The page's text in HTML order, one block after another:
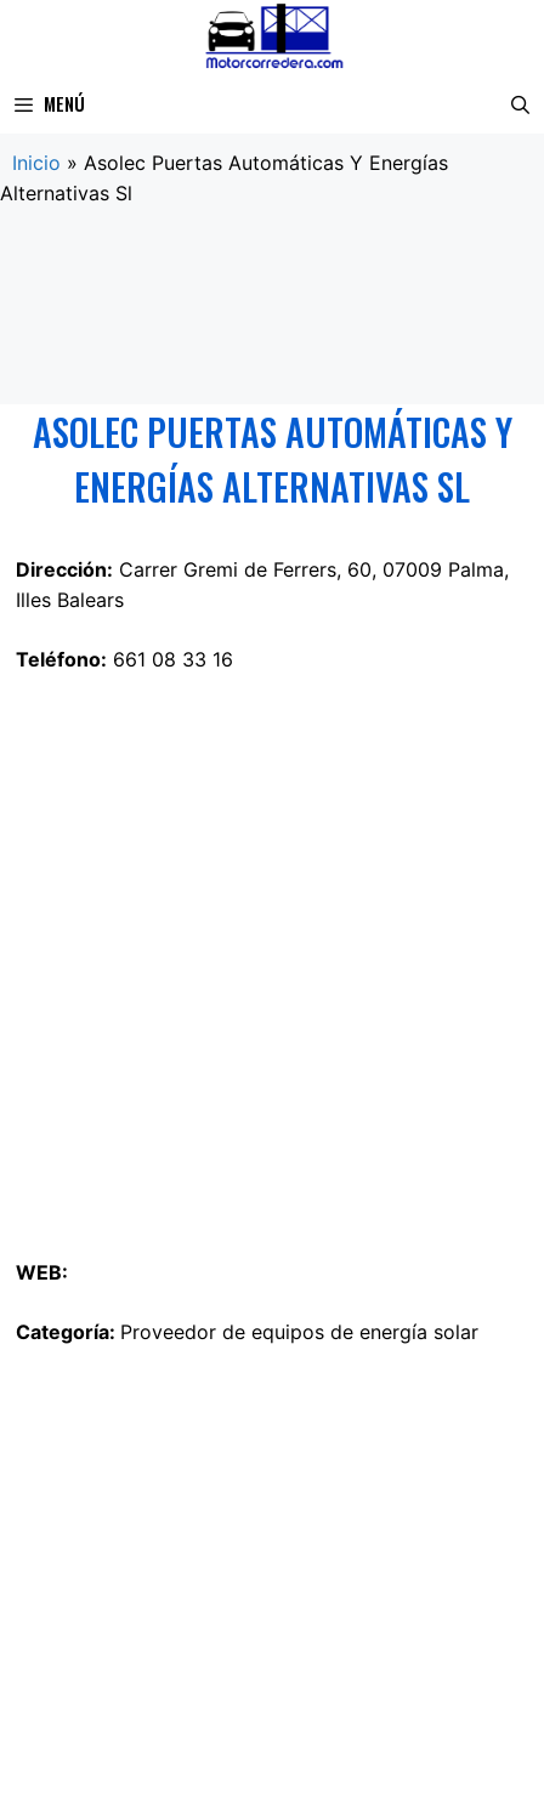
MENÚ
Inicio » Asolec Puertas Automáticas Y Energías
Alternativas Sl
ASOLEC PUERTAS AUTOMÁTICAS Y
ENERGÍAS ALTERNATIVAS SL
Dirección: Carrer Gremi de Ferrers, 60, 07009 Palma,
Illes Balears
Teléfono: 661 08 33 16
WEB:
Categoría: Proveedor de equipos de energía solar